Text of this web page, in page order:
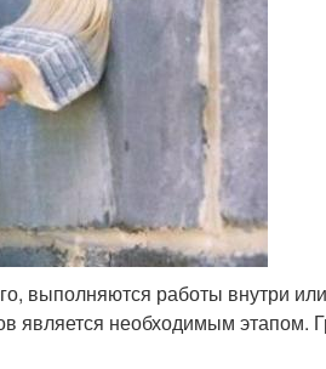
выполняются работы внутри
является необходимым этапом.